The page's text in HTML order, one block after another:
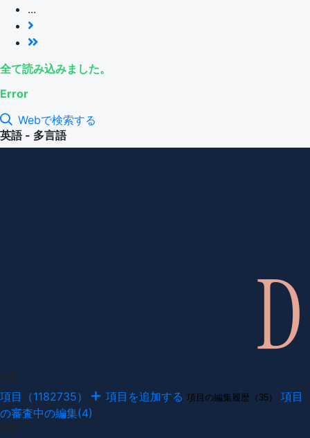
...
全て読み込みました。
Error
Webで検索する
英語 - 多言語
項目（1182735） 項目を追加する 項目の編集履歴（35）
項目
の審査中の編集(4)